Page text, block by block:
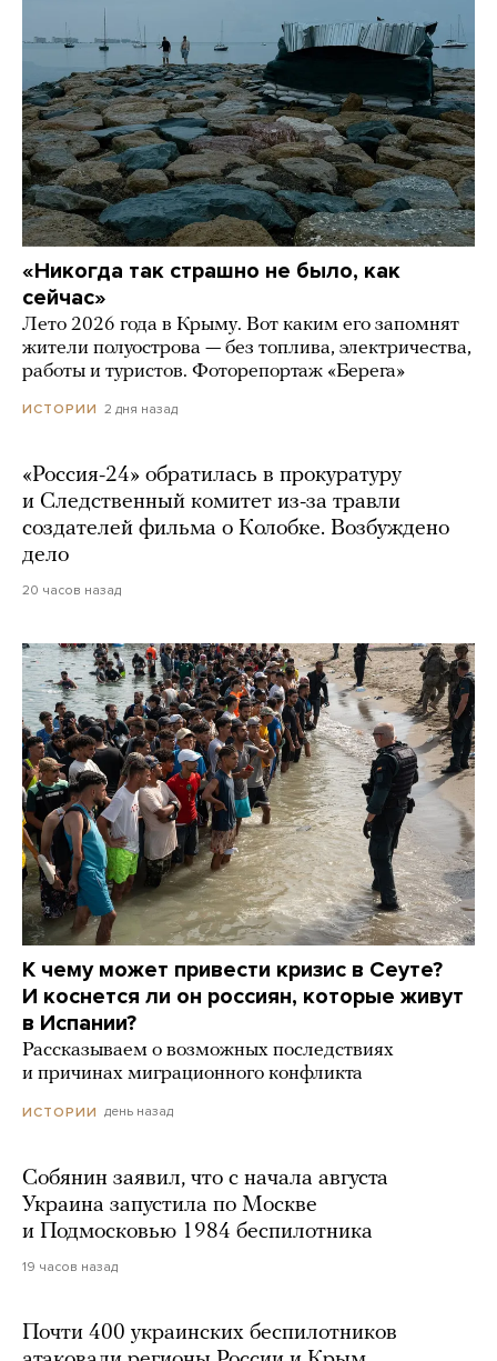
«Никогда так страшно не было, как
сейчас»
Лето 2026 года в Крыму. Вот каким его запомнят
жители полуострова — без топлива, электричества,
работы и туристов. Фоторепортаж «Берега»
ИСТОРИИ 2 дня назад
«Россия-24» обратилась в прокуратуру
и Следственный комитет из-за травли
создателей фильма о Колобке. Возбуждено
дело
20 часов назад
К чему может привести кризис в Сеуте?
И коснется ли он россиян, которые живут
в Испании?
Рассказываем о возможных последствиях
и причинах миграционного конфликта
ИСТОРИИ день назад
Собянин заявил, что с начала августа
Украина запустила по Москве
и Подмосковью 1984 беспилотника
19 часов назад
Почти 400 украинских беспилотников